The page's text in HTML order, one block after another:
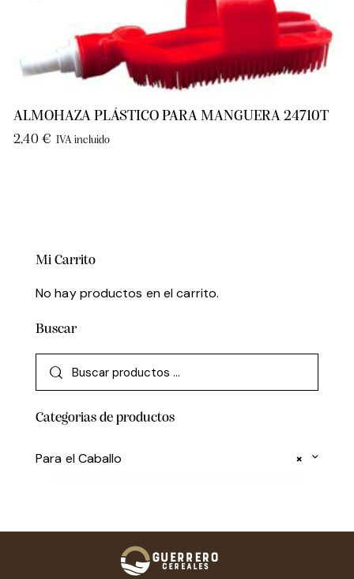
ALMOHAZA PLÁSTICO PARA MANGUERA 24710T
2,40 € IVA incluido
Mi Carrito
No hay productos en el carrito.
Buscar
Categorias de productos
×
Para el Caballo